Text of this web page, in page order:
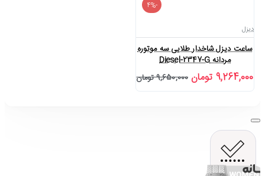
-4%
دیزل
ساعت دیزل شاخدار طلایی سه موتوره
مردانه Diesel-2347-G
9,264,000 تومان 9,650,000 تومان